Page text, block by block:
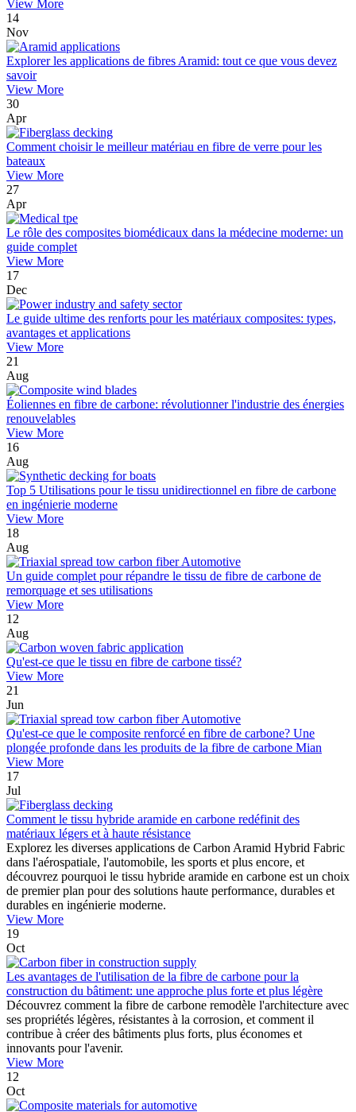
View More
14
Nov
Explorer les applications de fibres Aramid: tout ce que vous devez
savoir
View More
30
Apr
Comment choisir le meilleur matériau en fibre de verre pour les
bateaux
View More
27
Apr
Le rôle des composites biomédicaux dans la médecine moderne: un
guide complet
View More
17
Dec
Le guide ultime des renforts pour les matériaux composites: types,
avantages et applications
View More
21
Aug
Éoliennes en fibre de carbone: révolutionner l'industrie des énergies
renouvelables
View More
16
Aug
Top 5 Utilisations pour le tissu unidirectionnel en fibre de carbone
en ingénierie moderne
View More
18
Aug
Un guide complet pour répandre le tissu de fibre de carbone de
remorquage et ses utilisations
View More
12
Aug
Qu'est-ce que le tissu en fibre de carbone tissé?
View More
21
Jun
Qu'est-ce que le composite renforcé en fibre de carbone? Une
plongée profonde dans les produits de la fibre de carbone Mian
View More
17
Jul
Comment le tissu hybride aramide en carbone redéfinit des
matériaux légers et à haute résistance
Explorez les diverses applications de Carbon Aramid Hybrid Fabric
dans l'aérospatiale, l'automobile, les sports et plus encore, et
découvrez pourquoi le tissu hybride aramide en carbone est un choix
de premier plan pour des solutions haute performance, durables et
durables en ingénierie moderne.
View More
19
Oct
Les avantages de l'utilisation de la fibre de carbone pour la
construction du bâtiment: une approche plus forte et plus légère
Découvrez comment la fibre de carbone remodèle l'architecture avec
ses propriétés légères, résistantes à la corrosion, et comment il
contribue à créer des bâtiments plus forts, plus économes et
innovants pour l'avenir.
View More
12
Oct